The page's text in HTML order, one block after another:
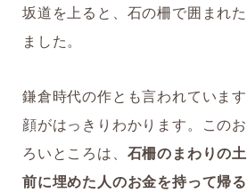
坂道を上ると、石の柵で囲まれ
ました。
鎌倉時代の作とも言われていま
顔がはっきりわかります。この
ろいところは、 石柵のまわりの
前に埋めた人のお金を持って帰